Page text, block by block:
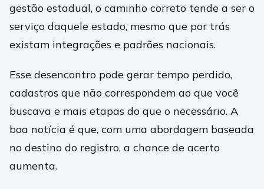
gestão estadual, o caminho correto tende a ser o
serviço daquele estado, mesmo que por trás
existam integrações e padrões nacionais.
Esse desencontro pode gerar tempo perdido,
cadastros que não correspondem ao que você
buscava e mais etapas do que o necessário. A
boa notícia é que, com uma abordagem baseada
no destino do registro, a chance de acerto
aumenta.